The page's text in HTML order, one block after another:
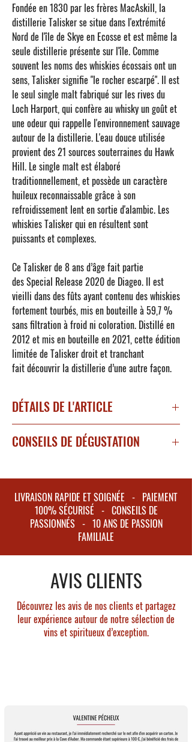
Fondée en 1830 par les frères MacAskill, la
distillerie Taliskerse situe dans l'extrémité
Nord de l'île de Skye en Ecosse et est même la
seule distillerie présente sur l'île. Comme
souvent les noms des whiskies écossais ont un
sens, Talisker signifie "le rocher escarpé". Il est
le seul single malt fabriqué sur les rives du
Loch Harport, qui confère au whisky un goût et
une odeur qui rappelle l'environnement sauvage
autour de la distillerie. L'eau douce utilisée
provient des 21 sources souterraines du Hawk
Hill. Le single malt est élaboré
traditionnellement, et possède un caractère
huileux reconnaissable grâce à son
refroidissement lent en sortie d'alambic. Les
whiskies Talisker qui en résultent sont
puissants et complexes.
Ce Talisker de 8 ans d’âge fait partie
desSpecial Release 2020 de Diageo. Il est
vieilli dans des fûts ayant contenu des whiskies
fortement tourbés, mis en bouteille à 59,7 %
sans filtration à froid ni coloration. Distillé en
2012 et mis en bouteille en 2021, cette édition
limitée de Talisker droit et tranchant
fait découvrir la distillerie d’une autre façon.
DÉTAILS DE L'ARTICLE
Degré d'alcool : 59,7 %
Couleur : Or ambré.
Nez : Marqué par une puissante bouffée de
Bouche : Doux et huileux avec des notes de sel
et de fumée prononcée.
Finale : Long et persistant.
CONSEILS DE DÉGUSTATION
filet d'eau.
LIVRAISON RAPIDE ET SOIGNÉE - PAIEMENT
100% SÉCURISÉ - CONSEILS DE
PASSIONNÉS - 10 ANS DE PASSION
FAMILIALE
AVIS CLIENTS
Découvrez les avis de nos clients et partagez
leur expérience autour de notre sélection de
vins et spiritueux d’exception.